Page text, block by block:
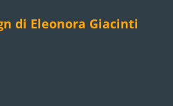
di Eleonora Giacinti